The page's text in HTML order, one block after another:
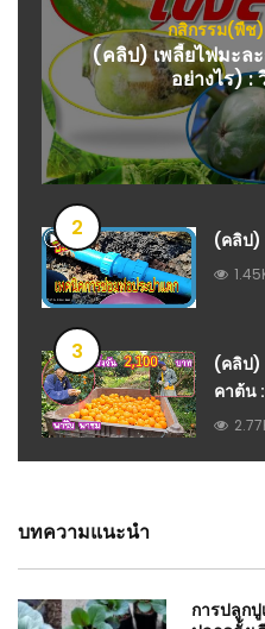
กสิกรรม(พืช)
(คลิป) เพลี้ยไฟมะล
อย่างไร) :
2 (คลิป)
3
(คลิป)
คาต้น
บทความแนะนำ
การปลูก